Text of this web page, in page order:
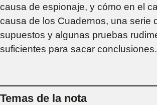
causa de espionaje, y cómo en el
causa de los Cuadernos, una serie
supuestos y algunas pruebas
suficientes para sacar conclusiones.
Temas de la nota